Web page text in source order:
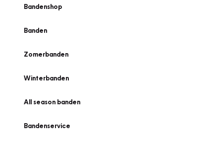
Bandenshop
Banden
Zomerbanden
Winterbanden
All season banden
Bandenservice